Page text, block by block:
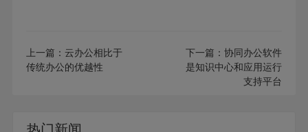
上一篇： 云办公相比于
传统办公的优越性
下一篇：协同办公软件
是知识中心和应用运行
支持平台